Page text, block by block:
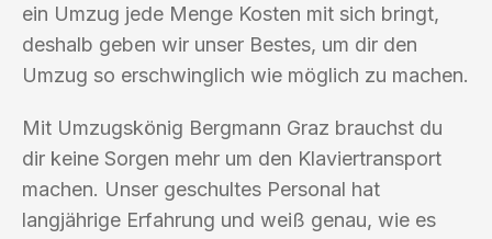
ein Umzug jede Menge Kosten mit sich bringt,
deshalb geben wir unser Bestes, um dir den
Umzug so erschwinglich wie möglich zu machen.
Mit Umzugskönig Bergmann Graz brauchst du
dir keine Sorgen mehr um den Klaviertransport
machen. Unser geschultes Personal hat
langjährige Erfahrung und weiß genau, wie es